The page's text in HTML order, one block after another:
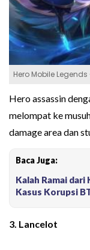
Hero Mobile
Hero assassin
melompat ke
damage area dan
Baca Juga:
Kalah Ramai
Kasus Korupsi
3. Lancelot